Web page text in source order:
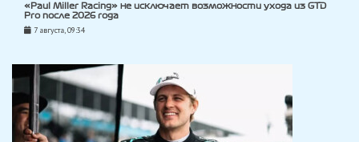
«Paul Miller Racing» не исключает возможности ухода из GTD
Pro после 2026 года
7 августа, 09:34